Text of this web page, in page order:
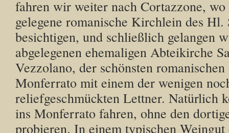
fahren wir weiter nach Cortazzone,
gelegene romanische Kirchlein des Hl.
besichtigen, und schließlich gelangen
abgelegenen ehemaligen Abteikirche
Vezzolano, der schönsten
Monferrato mit einem der wenigen
reliefgeschmückten Lettner. Natürlich
ins Monferrato fahren, ohne den
probieren. In einem typischen